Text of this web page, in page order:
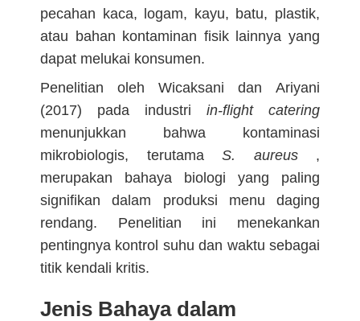
pecahan kaca, logam, kayu, batu, plastik,
atau bahan kontaminan fisik lainnya yang
dapat melukai konsumen.
Penelitian oleh Wicaksani dan Ariyani
(2017) pada industri in-flight catering
menunjukkan bahwa kontaminasi
mikrobiologis, terutama S. aureus ,
merupakan bahaya biologi yang paling
signifikan dalam produksi menu daging
rendang. Penelitian ini menekankan
pentingnya kontrol suhu dan waktu sebagai
titik kendali kritis.
Jenis Bahaya dalam